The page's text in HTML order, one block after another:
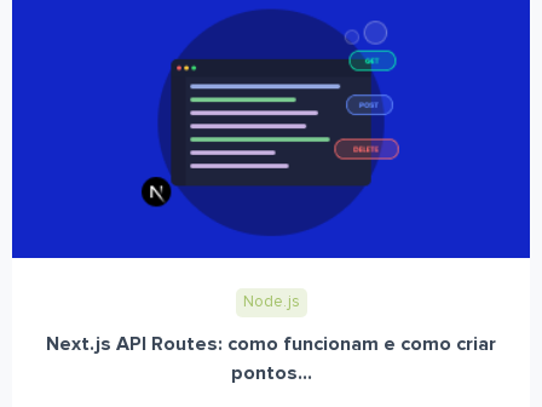
Node.js
Next.js API Routes: como funcionam e como criar
pontos...